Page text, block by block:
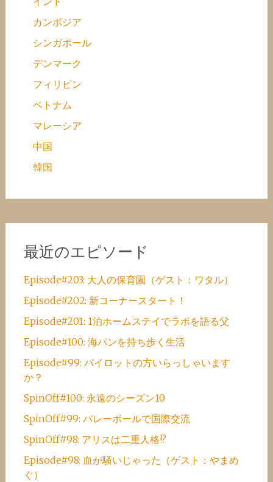
カンボジア
シンガポール
デンマーク
フィリピン
ベトナム
マレーシア
中国
韓国
最近のエピソード
Episode#203: 大人の保育園（ゲスト：ワタル）
Episode#202: 新コーナースタート！
Episode#201: 1泊ホームステイでラボを語る父
Episode#100: 海パンを持ち歩く生活
Episode#99: パイロットの方いらっしゃいます
か？
SpinOff#100: 永遠のシーズン10
SpinOff#99: バレーボールで国際交流
SpinOff#98: アリスは二重人格!?
Episode#98: 血が騒いじゃった（ゲスト：やまめ
ぐ）